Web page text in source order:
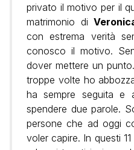
privato il motivo per il
matrimonio di
con estrema verità
conosco il motivo.
dover mettere un
troppe volte ho
ha sempre seguita e
spendere due parole.
persone che ad oggi
voler capire. In questi